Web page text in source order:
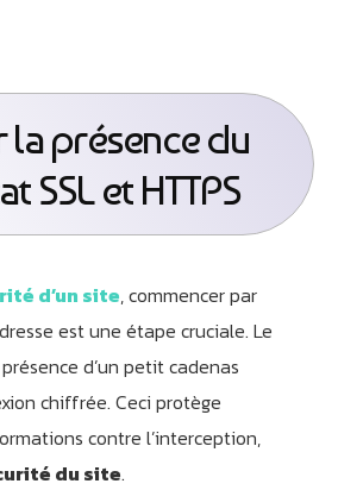
la présence du
SSL et HTTPS
d’un site, commencer par
est une étape cruciale. Le
d’un petit cadenas
chiffrée. Ceci protège
contre l’interception,
du site.